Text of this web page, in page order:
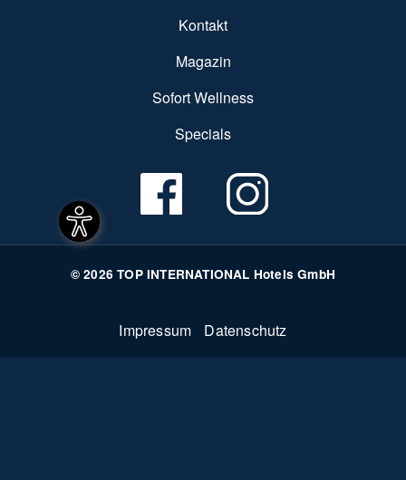
Kontakt
Magazin
Sofort Wellness
Specials
© 2026 TOP INTERNATIONAL Hotels GmbH
FußzeileImpressum Datenschutz